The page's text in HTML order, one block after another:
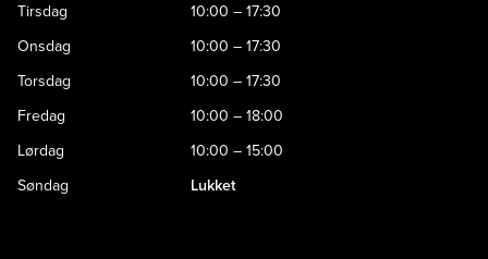
Tirsdag
10:00 – 17:30
Onsdag
10:00 – 17:30
Torsdag
10:00 – 17:30
Fredag
10:00 – 18:00
Lørdag
10:00 – 15:00
Søndag
Lukket